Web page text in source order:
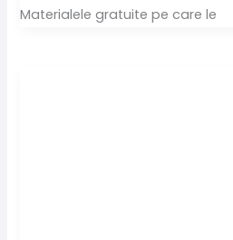
Materialele gratuite pe care le